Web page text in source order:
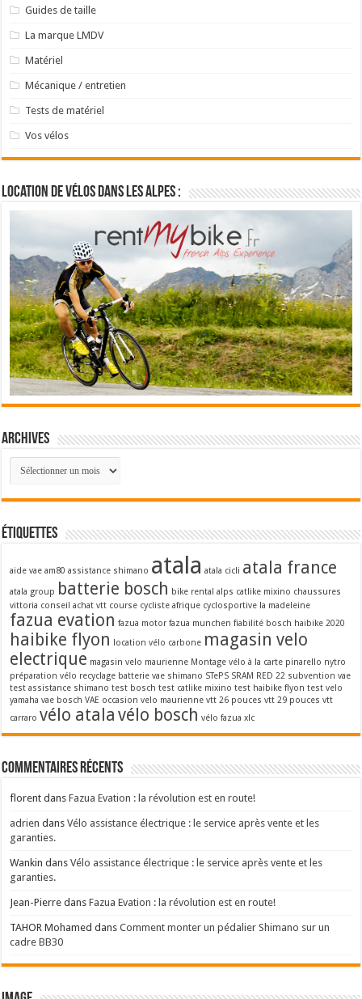
Guides de taille
La marque LMDV
Matériel
Mécanique / entretien
Tests de matériel
Vos vélos
Location de vélos dans les Alpes :
Archives
Archives
Étiquettes
aide vae am80 assistance shimano atala atala cicli atala france
atala group batterie bosch bike rental alps catlike mixino chaussures
vittoria conseil achat vtt course cycliste afrique cyclosportive la madeleine
fazua evation fazua motor fazua munchen fiabilité bosch haibike 2020
haibike flyon location vélo carbone magasin velo
electrique magasin velo maurienne Montage vélo à la carte pinarello nytro
préparation vélo recyclage batterie vae shimano STePS SRAM RED 22 subvention vae
test assistance shimano test bosch test catlike mixino test haibike flyon test velo
yamaha vae bosch VAE occasion velo maurienne vtt 26 pouces vtt 29 pouces vtt
carraro vélo atala vélo bosch vélo fazua xlc
Commentaires récents
florent dansFazua Evation : la révolution est en route!
adrien dansVélo assistance électrique : le service après vente et les
garanties.
Wankin dansVélo assistance électrique : le service après vente et les
garanties.
Jean-Pierre dansFazua Evation : la révolution est en route!
TAHOR Mohamed dansComment monter un pédalier Shimano sur un
cadre BB30